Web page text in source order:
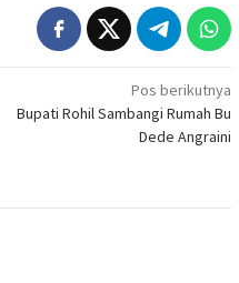
Pos berikutnya
Bupati Rohil Sambangi Rumah Bu
Dede Angraini